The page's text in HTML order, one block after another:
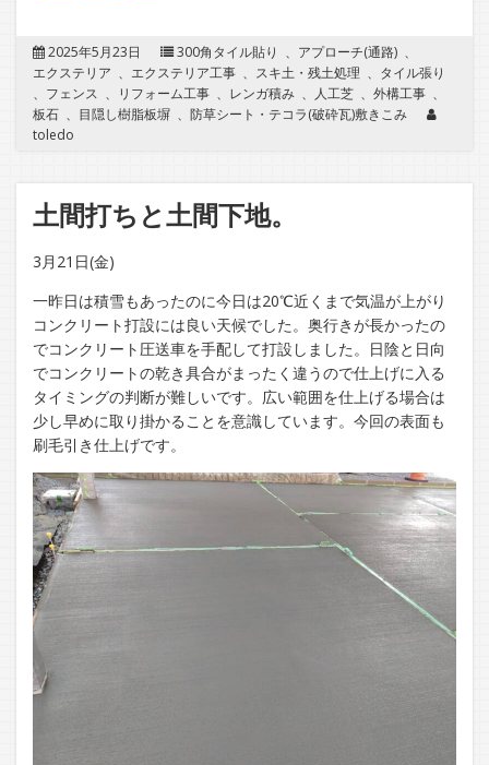
2025年5月23日 300角タイル貼り 、 アプローチ(通路) 、
エクステリア 、 エクステリア工事 、 スキ土・残土処理 、 タイル張り
、 フェンス 、 リフォーム工事 、 レンガ積み 、 人工芝 、 外構工事 、
板石 、 目隠し樹脂板塀 、 防草シート・テコラ(破砕瓦)敷きこみ
toledo
土間打ちと土間下地。
3月21日(金)
一昨日は積雪もあったのに今日は20℃近くまで気温が上がり
コンクリート打設には良い天候でした。奥行きが長かったの
でコンクリート圧送車を手配して打設しました。日陰と日向
でコンクリートの乾き具合がまったく違うので仕上げに入る
タイミングの判断が難しいです。広い範囲を仕上げる場合は
少し早めに取り掛かることを意識しています。今回の表面も
刷毛引き仕上げです。